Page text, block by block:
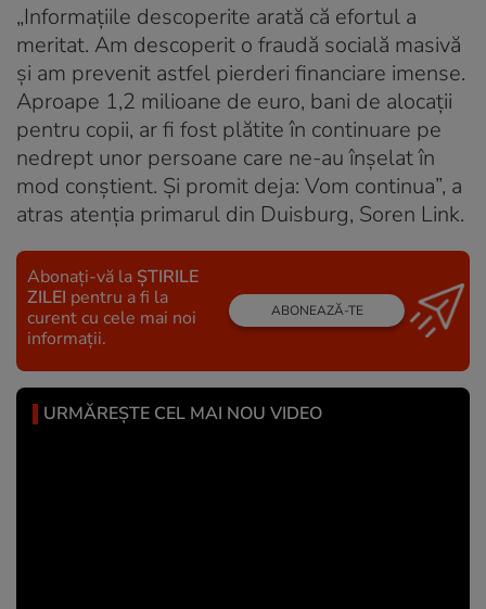
„Informațiile descoperite arată că efortul a
meritat. Am descoperit o fraudă socială masivă
și am prevenit astfel pierderi financiare imense.
Aproape 1,2 milioane de euro, bani de alocații
pentru copii, ar fi fost plătite în continuare pe
nedrept unor persoane care ne-au înșelat în
mod conștient. Și promit deja: Vom continua”, a
atras atenția primarul din Duisburg, Soren Link.
Abonați-vă la ȘTIRILE
ZILEI pentru a fi la
curent cu cele mai noi
informații.
ABONEAZĂ-TE
URMĂREȘTE CEL MAI NOU VIDEO